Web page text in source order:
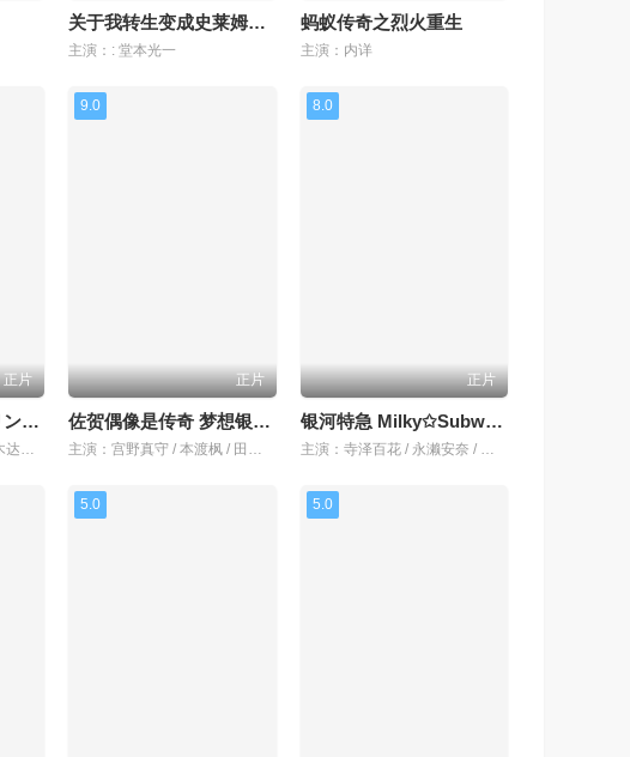
关于我转生变成史莱姆这档事 苍海之泪篇
主演：: 堂本光一
蚂蚁传奇之烈火重生
主演：内详
正片
劇場版 うたの☆プリンスさまっ♪ TABOO NIGHT XXXX
主演：森久保祥太郎 / 铃木达央 / 苍井翔太 / 前野智昭
9.0
正片
佐贺偶像是传奇 梦想银河乐园
主演：宫野真守 / 本渡枫 / 田野麻美 / 种田梨沙 / 河濑茉希 / 衣川里佳 / 田中美海 / 三石琴乃
8.0
正片
银河特急 Milky✩Subway 各站停车前往剧场
主演：寺泽百花 / 永濑安奈 / 金元寿子 / 小市真琴 / 内山昂辉 / 山谷祥生 / 小松未可子 / 藤原由林
5.0 5.0